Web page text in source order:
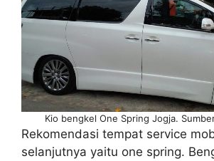
Kio bengkel One Spring Jogja.
Rekomendasi tempat service
selanjutnya yaitu one spring.